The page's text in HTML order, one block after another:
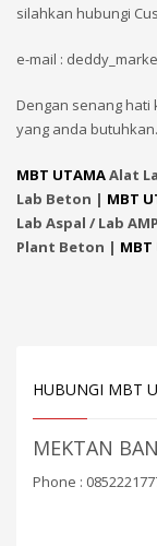
silahkan hubungi
e-mail :
Dengan senang hati
yang anda butuhkan.
MBT UTAMAAlat
Lab Beton | MBT
Lab Aspal / Lab
Plant Beton | MBT
HUBUNGI MBT
MEKTAN
Phone :